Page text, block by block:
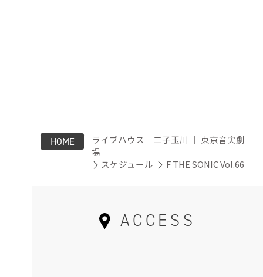
HOME
ライブハウス 二子玉川 ｜ 東京音実劇
場
スケジュール
F THE SONIC Vol.66
ACCESS